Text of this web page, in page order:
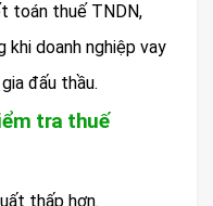
toán thuế TNDN,
doanh nghiệp vay
đấu thầu.
tra thuế
thấp hơn.